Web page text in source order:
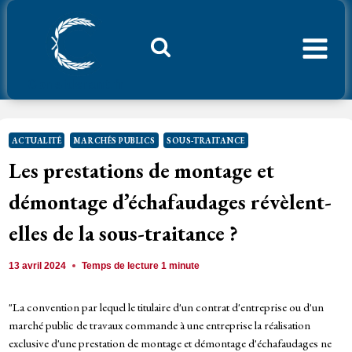
Aller
ACTUALITÉ MARCHÉS PUBLICS SOUS-TRAITANCE
Les prestations de montage et
démontage d’échafaudages révèlent-
elles de la sous-traitance ?
13 avril 2024 Temps de lecture1 minute
"La convention par lequel le titulaire d'un contrat d'entreprise ou d'un
marché public de travaux commande à une entreprise la réalisation
exclusive d'une prestation de montage et démontage d'échafaudages ne